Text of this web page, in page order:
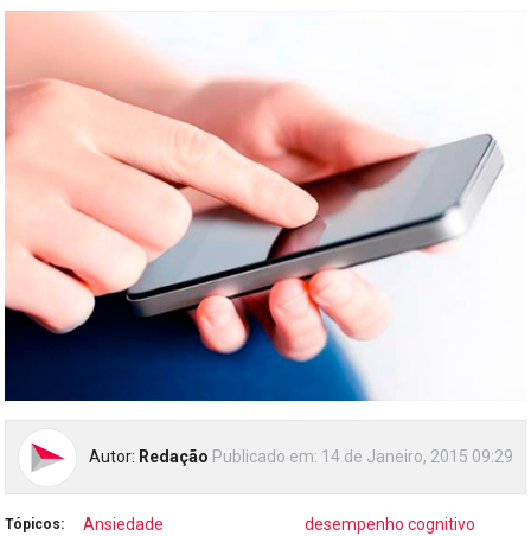
Autor: Redação Publicado em: 14 de Janeiro, 2015 09:29
Tópicos: Ansiedade desempenho cognitivo